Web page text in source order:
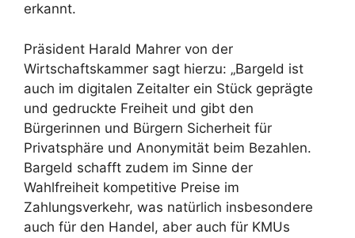
erkannt.
Präsident Harald Mahrer von der
Wirtschaftskammer sagt hierzu: „Bargeld ist
auch im digitalen Zeitalter ein Stück geprägte
und gedruckte Freiheit und gibt den
Bürgerinnen und Bürgern Sicherheit für
Privatsphäre und Anonymität beim Bezahlen.
Bargeld schafft zudem im Sinne der
Wahlfreiheit kompetitive Preise im
Zahlungsverkehr, was natürlich insbesondere
auch für den Handel, aber auch für KMUs